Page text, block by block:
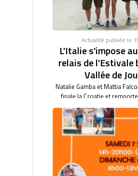
Actualité publiée le
L'Italie s'impose
relais de l'Estivale
Vallée de
Natalie Gamba et Mattia
finale la Croatie et